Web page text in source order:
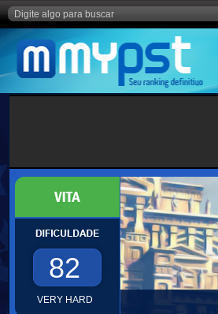
82
VERY HARD